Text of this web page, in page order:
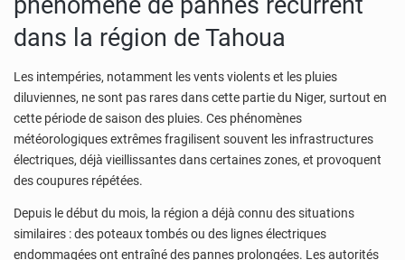
phénomène de pannes récurrent
dans la région de Tahoua
Les intempéries, notamment les vents violents et les pluies
diluviennes, ne sont pas rares dans cette partie du Niger, surtout en
cette période de saison des pluies. Ces phénomènes
météorologiques extrêmes fragilisent souvent les infrastructures
électriques, déjà vieillissantes dans certaines zones, et provoquent
des coupures répétées.
Depuis le début du mois, la région a déjà connu des situations
similaires : des poteaux tombés ou des lignes électriques
endommagées ont entraîné des pannes prolongées. Les autorités